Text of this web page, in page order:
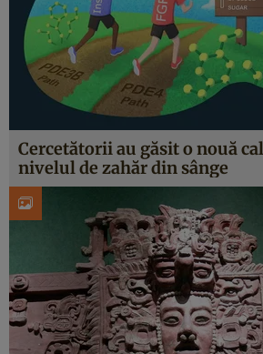
Cercetătorii au găsit o nouă
nivelul de zahăr din sânge